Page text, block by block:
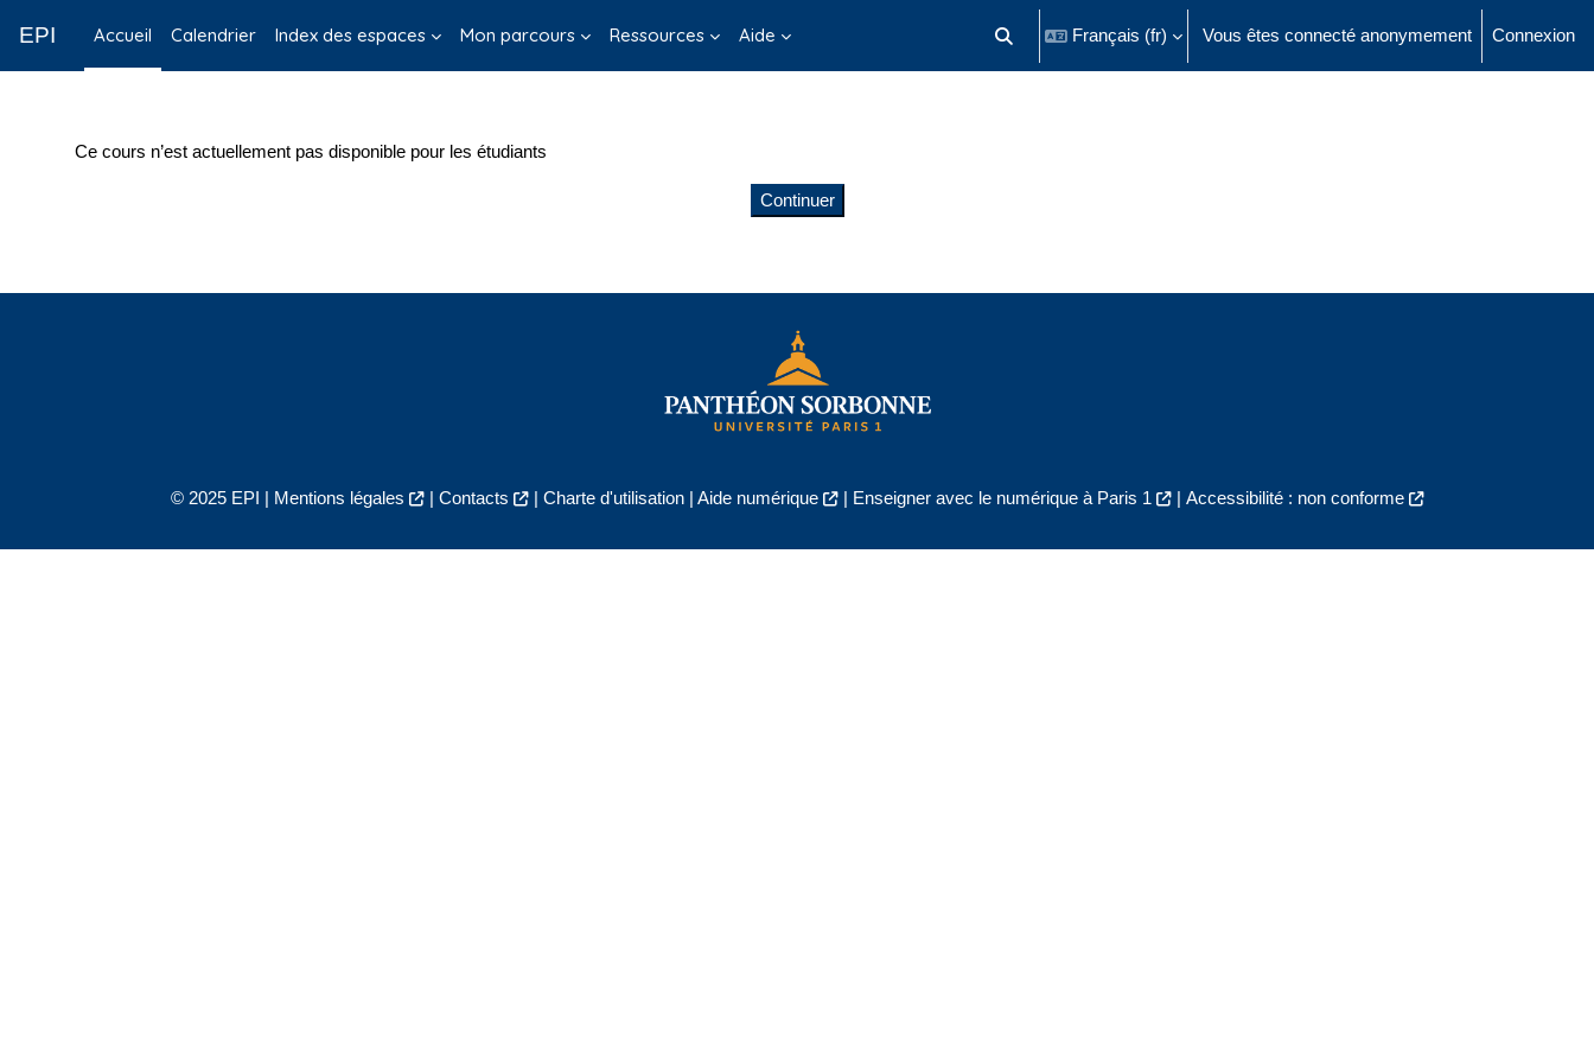
EPI Accueil Calendrier Index des espaces Mon parcours Ressources Aide Activer/désactiver la saisie de recherche
Français ‎(fr)‎ Vous êtes connecté anonymement Connexion
Ce cours n’est actuellement pas disponible pour les étudiants
Continuer
© 2025 EPI | Mentions légales | Contacts | Charte d'utilisation| Aide numérique | Enseigner avec le numérique à Paris 1 | Accessibilité : non conforme